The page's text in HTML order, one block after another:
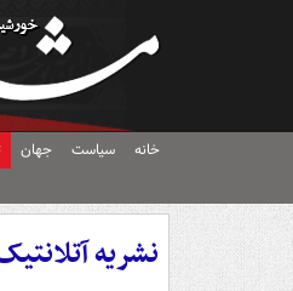
خانه سیاست جهان
نشریه